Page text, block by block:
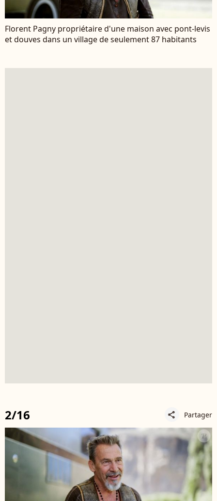
Florent Pagny propriétaire d'une maison avec pont-levis
et douves dans un village de seulement 87 habitants
2/16 share Partager